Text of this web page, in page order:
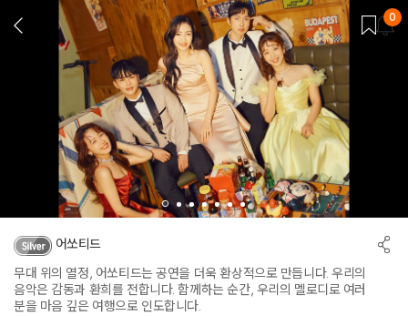
뒤
로
0
어쏘티드
무대 위의 열정, 어쏘티드는 공연을 더욱 환상적으로 만듭니다. 우리의
음악은 감동과 환희를 전합니다. 함께하는 순간, 우리의 멜로디로 여러
분을 마음 깊은 여행으로 인도합니다.
공
유